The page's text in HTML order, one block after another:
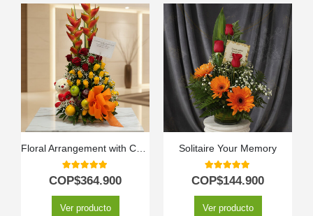
Floral Arrangement with Charming Fruits
5.00out of 5
COP$364.900
Ver producto
Solitaire Your Memory
5.00out of 5
COP$144.900
Ver producto